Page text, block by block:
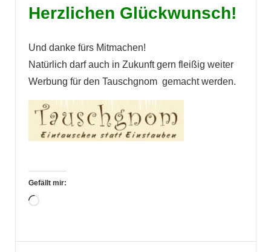
Herzlichen Glückwunsch!
Und danke fürs Mitmachen!
Natürlich darf auch in Zukunft gern fleißig weiter
Werbung für den Tauschgnom gemacht werden.
Gefällt mir:
Wird